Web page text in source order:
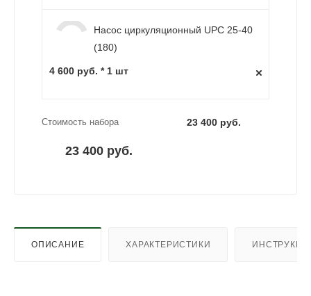
Насос циркуляционный UPC 25-40
(180)
4 600 руб. * 1 шт
Стоимость набора 23 400 руб.
23 400 руб.
ОПИСАНИЕ ХАРАКТЕРИСТИКИ